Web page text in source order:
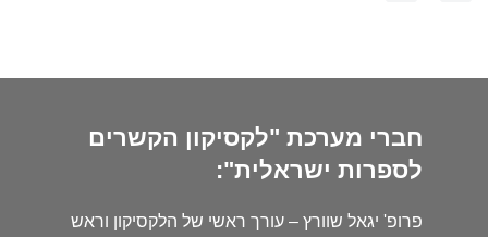
חברי מערכת "לקסיקון הקשרים
לספרות ישראלית":
פרופ' יגאל שוורץ – עורך ראשי של הלקסיקון וראש